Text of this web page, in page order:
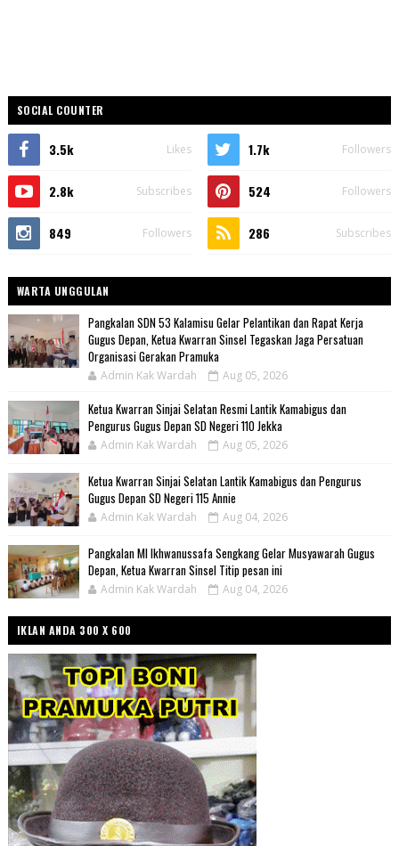
SOCIAL COUNTER
3.5k Likes 1.7k Followers
2.8k Subscribes 524 Followers
849 Followers 286 Subscribes
WARTA UNGGULAN
Pangkalan SDN 53 Kalamisu Gelar Pelantikan dan Rapat Kerja
Gugus Depan, Ketua Kwarran Sinsel Tegaskan Jaga Persatuan
Organisasi Gerakan Pramuka
Admin Kak Wardah Aug 05, 2026
Ketua Kwarran Sinjai Selatan Resmi Lantik Kamabigus dan
Pengurus Gugus Depan SD Negeri 110 Jekka
Admin Kak Wardah Aug 05, 2026
Ketua Kwarran Sinjai Selatan Lantik Kamabigus dan Pengurus
Gugus Depan SD Negeri 115 Annie
Admin Kak Wardah Aug 04, 2026
Pangkalan MI Ikhwanussafa Sengkang Gelar Musyawarah Gugus
Depan, Ketua Kwarran Sinsel Titip pesan ini
Admin Kak Wardah Aug 04, 2026
IKLAN ANDA 300 X 600